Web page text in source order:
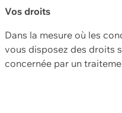
Vos droits
Dans la mesure où les
vous disposez des droits
concernée par un